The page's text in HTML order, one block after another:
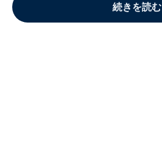
続きを読む